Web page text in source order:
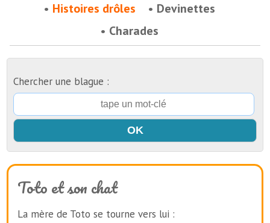
Histoires drôles
Devinettes
Charades
Chercher une blague :
Toto et son chat
La mère de Toto se tourne vers lui :